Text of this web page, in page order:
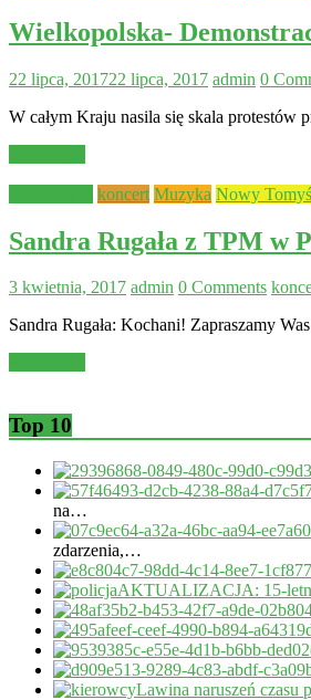
Wielkopolska-
22 lipca, 201722 lipca, 2017 admin 0
W całym Kraju nasila się skala
koncert Muzyka Nowy
Sandra Rugała z TPM
3 kwietnia, 2017 admin 0 Comments
Sandra Rugała: Kochani! Zapraszamy
Top 10
na…
zdarzenia,…
AKTUALIZACJA: 15-letni
Lawina naruszeń czasu